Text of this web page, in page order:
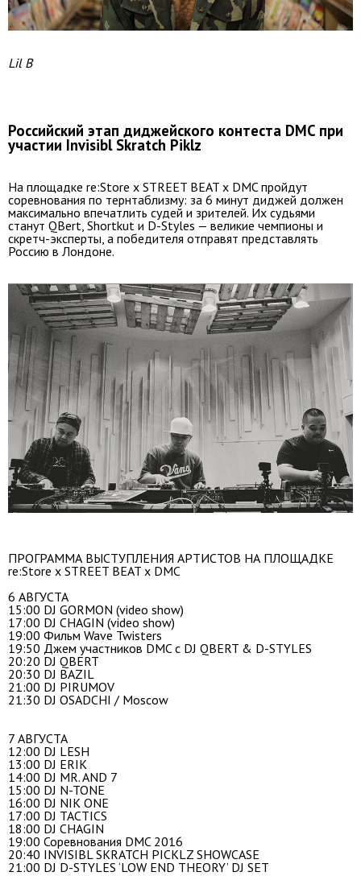
Lil B
Российский этап диджейского контеста DMC при
участии Invisibl Skratch Piklz
На площадке re:Store x STREET BEAT x DMC пройдут
соревнования по тернтаблизму: за 6 минут диджей должен
максимально впечатлить судей и зрителей. Их судьями
станут QBert, Shortkut и D-Styles — великие чемпионы и
скретч-эксперты, а победителя отправят представлять
Россию в Лондоне.
ПРОГРАММА ВЫСТУПЛЕНИЯ АРТИСТОВ НА ПЛОЩАДКЕ
re:Store х STREET BEAT х DMC
6 АВГУСТА
15:00 DJ GORMON (video show)
17:00 DJ CHAGIN (video show)
19:00 Фильм Wave Twisters
19:50 Джем участников DMC c DJ QBERT & D-STYLES
20:20 DJ QBERT
20:30 DJ BAZIL
21:00 DJ PIRUMOV
21:30 DJ OSADCHI / Moscow
7 АВГУСТА
12:00 DJ LESH
13:00 DJ ERIK
14:00 DJ MR. AND 7
15:00 DJ N-TONE
16:00 DJ NIK ONE
17:00 DJ TACTICS
18:00 DJ CHAGIN
19:00 Соревнования DMC 2016
20:40 INVISIBL SKRATCH PICKLZ SHOWCASE
21:00 DJ D-STYLES ‘LOW END THEORY’ DJ SET